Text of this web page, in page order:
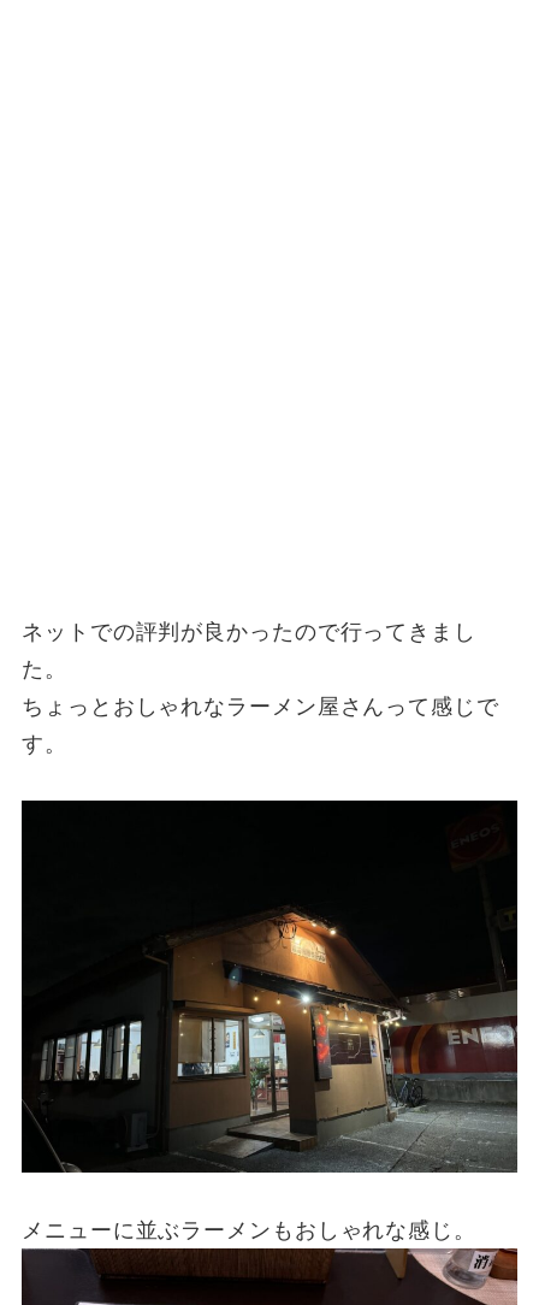
ネットでの評判が良かったので行ってきまし
た。
ちょっとおしゃれなラーメン屋さんって感じで
す。
メニューに並ぶラーメンもおしゃれな感じ。